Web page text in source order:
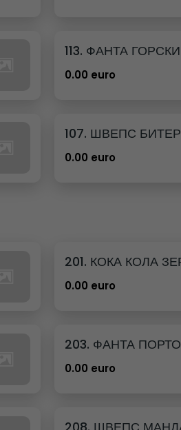
0.00 euro
0.00 euro
0.00 euro
0.00 euro